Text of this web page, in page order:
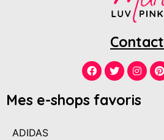
Contact
Mes e-shops favoris
ADIDAS